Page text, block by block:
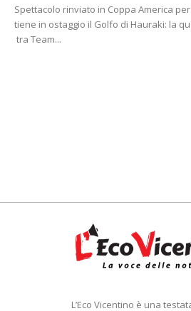
Spettacolo rinviato in Coppa America
tiene in ostaggio il Golfo di Hauraki: la
tra Team...
L’Eco Vicentino è una